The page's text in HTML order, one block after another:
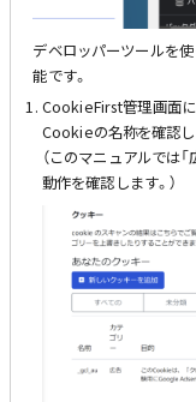
デベロッパーツールを
能です。
CookieFirst管理画面に
Cookieの名称を確認し
（このマニュアルでは
動作を確認します。）